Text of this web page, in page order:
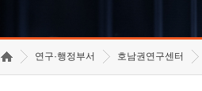
연구·행정부서 호남권연구센터